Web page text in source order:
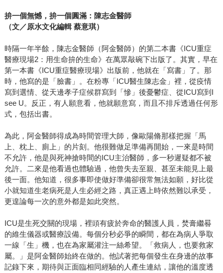
拚一個無憾，拚一個圓滿：陳志金醫師
（文／原水文化編輯 蔡意琪）
時隔一年半餘，陳志金醫師（阿金醫師）的第二本書《ICU重症
醫療現場2：用生命拚的生命》在萬眾敲碗下出版了。其實，早在
第一本書《ICU重症醫療現場》出版前，他就在「寫書」了。那
時，他寫的是「臉書」。在粉專「ICU醫生陳志金」裡，從疫情
寫到選情、從天邊孝子症候群寫到「慘」後憂鬱症、從ICU寫到I
see U。反正，有人願意看，他就願意寫，而且不排斥透過任何形
式，包括出書。
為此，阿金醫師得成為時間管理大師，像歐陽脩那樣把握「馬
上、枕上、廁上」的片刻。他很難做足準備再開始，一來是時間
不允許，他是與死神搶時間的ICU主治醫師，多一秒遲疑都不被
允許。二來是他看過也體驗過，他曾失去至親、甚至未能見上最
後一面。他知道，很多事即使做好準備卻很常無法如願，好比從
小就知道生老病死是人生必經之路，真正遇上時依然難以承受，
更遑論每一次的意外都是如此突然。
ICU是生死交關的現場，裡頭有疲於奔命的醫護人員，焚膏繼晷
的維生儀器或醫療設備。每個分秒必爭的瞬間，都在為病人爭取
一線「生」機，也在為家屬灌注一絲希望。「救病人，也要救家
屬。」是阿金醫師始終在做的。他試著把每個發生在身邊的故事
記錄下來，期待與正面臨相同經驗的人產生連結，讓他的溫度透